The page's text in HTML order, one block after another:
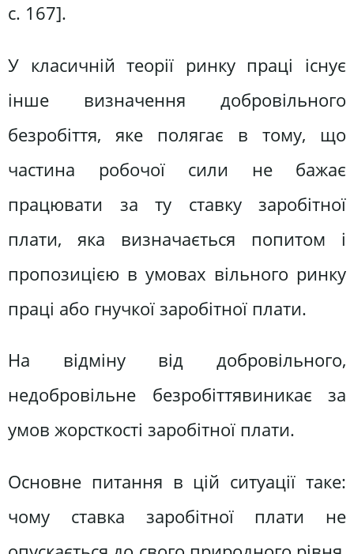
с. 167].
У класичній теорії ринку праці існує
інше визначення добровільного
безробіття, яке полягає в тому, що
частина робочої сили не бажає
працювати за ту ставку заробітної
плати, яка визначається попитом і
пропозицією в умовах вільного ринку
праці або гнучкої заробітної плати.
На відміну від добровільного,
недобровільне безробіттявиникає за
умов жорсткості заробітної плати.
Основне питання в цій ситуації таке:
чому ставка заробітної плати не